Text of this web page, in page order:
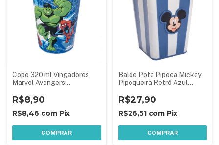
Copo 320 ml Vingadores
Marvel Avengers
Festa Infantil Hulk Homem
Aranha
R$8,90
R$8,46 com Pix
COMPRAR
Balde Pote Pipoca Mickey
Pipoqueira Retrô Azul
R$27,90
R$26,51 com Pix
COMPRAR